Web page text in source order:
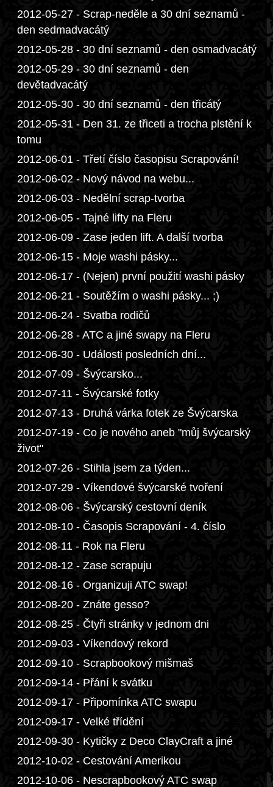
2012-05-27 - Scrap-neděle a 30 dní seznamů -
den sedmadvacátý
2012-05-28 - 30 dní seznamů - den osmadvacátý
2012-05-29 - 30 dní seznamů - den
devětadvacátý
2012-05-30 - 30 dní seznamů - den třicátý
2012-05-31 - Den 31. ze třiceti a trocha plstění k
tomu
2012-06-01 - Třetí číslo časopisu Scrapování!
2012-06-02 - Nový návod na webu...
2012-06-03 - Nedělní scrap-tvorba
2012-06-05 - Tajné lifty na Fleru
2012-06-09 - Zase jeden lift. A další tvorba
2012-06-15 - Moje washi pásky...
2012-06-17 - (Nejen) první použití washi pásky
2012-06-21 - Soutěžím o washi pásky... ;)
2012-06-24 - Svatba rodičů
2012-06-28 - ATC a jiné swapy na Fleru
2012-06-30 - Události posledních dní...
2012-07-09 - Švýcarsko...
2012-07-11 - Švýcarské fotky
2012-07-13 - Druhá várka fotek ze Švýcarska
2012-07-19 - Co je nového aneb "můj švýcarský
život"
2012-07-26 - Stihla jsem za týden...
2012-07-29 - Víkendové švýcarské tvoření
2012-08-06 - Švýcarský cestovní deník
2012-08-10 - Časopis Scrapování - 4. číslo
2012-08-11 - Rok na Fleru
2012-08-12 - Zase scrapuju
2012-08-16 - Organizuji ATC swap!
2012-08-20 - Znáte gesso?
2012-08-25 - Čtyři stránky v jednom dni
2012-09-03 - Víkendový rekord
2012-09-10 - Scrapbookový mišmaš
2012-09-14 - Přání k svátku
2012-09-17 - Připomínka ATC swapu
2012-09-17 - Velké třídění
2012-09-30 - Kytičky z Deco ClayCraft a jiné
2012-10-02 - Cestování Amerikou
2012-10-06 - Nescrapbookový ATC swap